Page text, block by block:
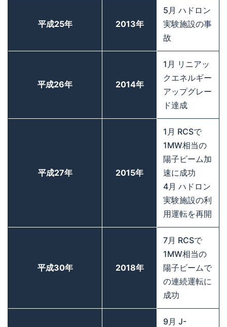
平成25年 2013年
5月 ハドロン
実験施設の事
故
平成26年 2014年
1月 リニアッ
クエネルギー
アップグレー
ド達成
平成27年 2015年
1月 RCSで
1MW相当の
陽子ビーム加
速に成功
4月 ハドロン
実験施設の利
用運転を再開
平成30年 2018年
7月 RCSで
1MW相当の
陽子ビームで
の連続運転に
成功
9月 J-